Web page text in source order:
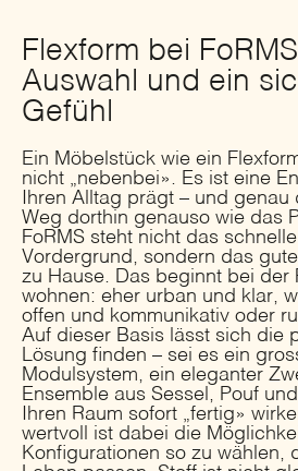
Flexform bei
Auswahl und ein
Gefühl
Ein Möbelstück wie ein
nicht „nebenbei». Es ist eine
Ihren Alltag prägt – und
Weg dorthin genauso wie das
FoRMS steht nicht das
Vordergrund, sondern das
zu Hause. Das beginnt bei der
wohnen: eher urban und klar,
offen und kommunikativ oder
Auf dieser Basis lässt sich die
Lösung finden – sei es ein
Modulsystem, ein eleganter
Ensemble aus Sessel, Pouf
Ihren Raum sofort „fertig»
wertvoll ist dabei die
Konfigurationen so zu wählen,